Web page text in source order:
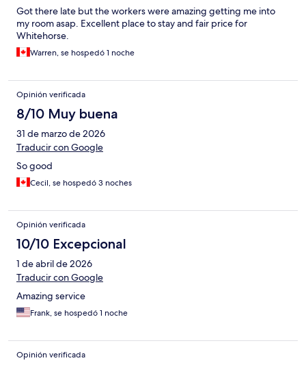
Got there late but the workers were amazing getting me into
my room asap. Excellent place to stay and fair price for
Whitehorse.
Warren, se hospedó 1 noche
Opinión verificada
8/10 Muy buena
31 de marzo de 2026
Traducir con Google
So good
Cecil, se hospedó 3 noches
Opinión verificada
10/10 Excepcional
1 de abril de 2026
Traducir con Google
Amazing service
Frank, se hospedó 1 noche
Opinión verificada